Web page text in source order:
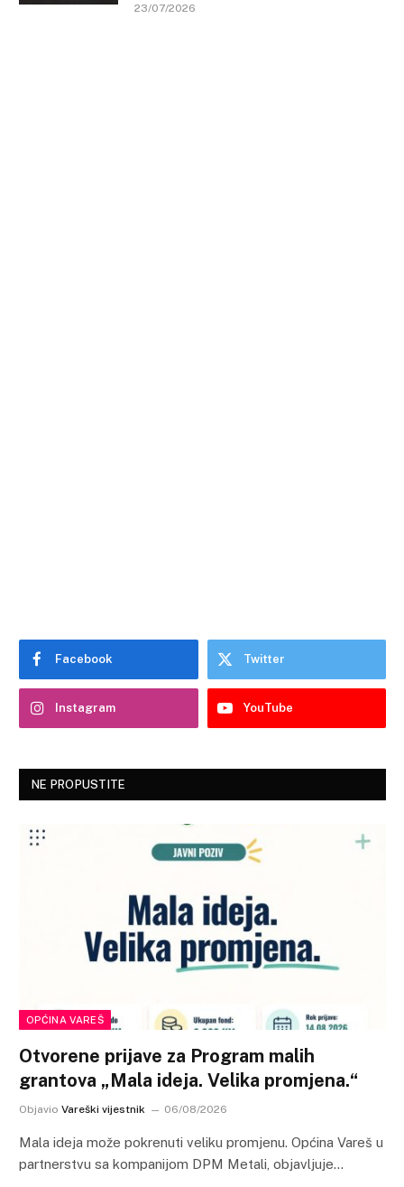
23/07/2026
Facebook Twitter
Instagram YouTube
NE PROPUSTITE
OPĆINA VAREŠ
Otvorene prijave za Program malih
grantova „Mala ideja. Velika promjena.“
Objavio Vareški vijestnik 06/08/2026
Mala ideja može pokrenuti veliku promjenu. Općina Vareš u
partnerstvu sa kompanijom DPM Metali, objavljuje…